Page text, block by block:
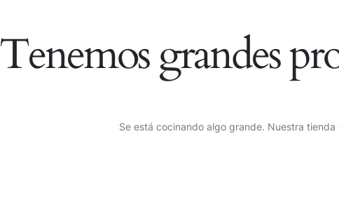
Tenemos grandes
Se está cocinando algo grande. Nuestra